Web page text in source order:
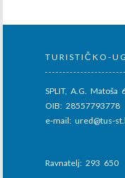
TURISTIČKO-
SPLIT, A.G. Matoša
OIB: 28557793778
e-mail: ured@tus-
Ravnatelj: 293 650